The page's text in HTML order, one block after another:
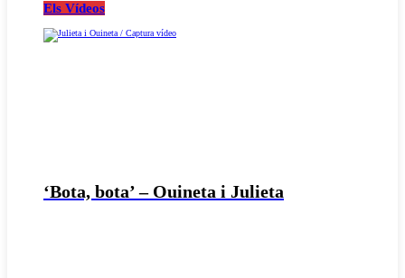
Els Vídeos
‘Bota, bota’ – Ouineta i Julieta